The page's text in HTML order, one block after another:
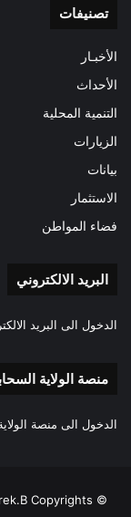
تصنيفات
الأخبـار
الأحداث
التنمية المحلية
الزيارات
بيانات
الاستثمار
فضاء المواطن
البريد الالكتروني
الدخول الى البريد
منصة الولاية
الدخول الى منصة
Copyrights ©